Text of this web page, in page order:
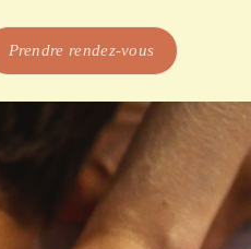
Prendre rendez-vous